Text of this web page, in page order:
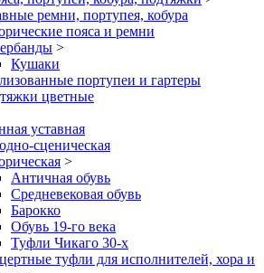
ремни, портупея, кобура
пояса и ремни
>
Кушаки
портупеи и гартеры
цветные
уставная
сценическая
>
Античная обувь
Средневековая обувь
Барокко
Обувь 19-го века
Туфли Чикаго 30-х
туфли для исполнителей, хора и